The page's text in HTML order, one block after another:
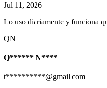
Jul 11, 2026
Lo uso diariamente y funciona
QN
Q****** N****
t**********@gmail.com